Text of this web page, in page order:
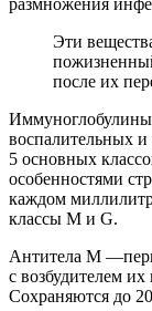
Эти
после их
воспалительных
5 основных
особенностями
каждом
классы М и G.
Антитела М
с возбудителем их
Сохраняются до